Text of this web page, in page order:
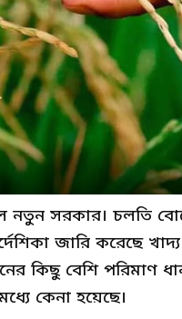
নতুন সরকার। চলতি
জারি করেছে
কিছু বেশি পরিমাণ
কেনা হয়েছে।